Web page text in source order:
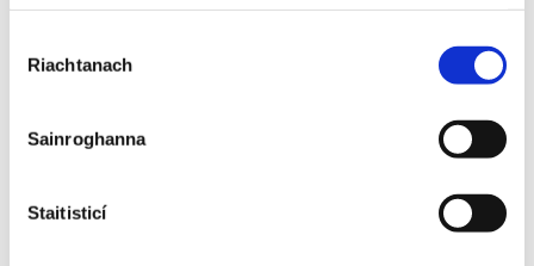
Toilithe
Riachtanach
Sainroghanna
Staitisticí
‘S i gClár Chlainne Mhuiris a bheas mé an chéad oíche,
Is i mBalla taobh thíos de sea thosóidh mé ag ól
Tá sméara is subh craobh ann is meas ar gach sórt,
Ach dá mbeinnse i mo sheasamh istigh i gceartlár mo